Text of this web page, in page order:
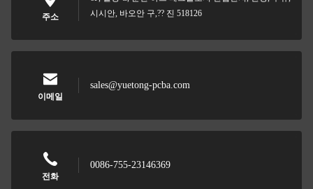
주소
시시안, 바오안 구,?? 진 518126
이메일
sales@yuetong-pcba.com
전화
0086-755-23146369